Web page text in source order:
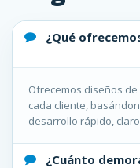
¿Qué
Ofrecemos diseños
cada cliente,
desarrollo rápido,
¿Cuánto